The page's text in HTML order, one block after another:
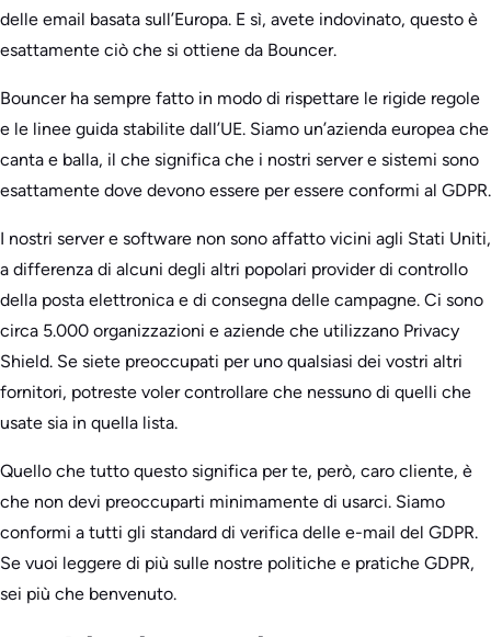
delle email basata sull’Europa. E sì, avete indovinato, questo è
esattamente ciò che si ottiene da Bouncer.
Bouncer ha sempre fatto in modo di rispettare le rigide regole
e le linee guida stabilite dall’UE. Siamo un’azienda europea che
canta e balla, il che significa che i nostri server e sistemi sono
esattamente dove devono essere per essere conformi al GDPR.
I nostri server e software non sono affatto vicini agli Stati Uniti,
a differenza di alcuni degli altri popolari provider di controllo
della posta elettronica e di consegna delle campagne. Ci sono
circa 5.000 organizzazioni e aziende che utilizzano Privacy
Shield. Se siete preoccupati per uno qualsiasi dei vostri altri
fornitori, potreste voler controllare che nessuno di quelli che
usate sia in quella lista.
Quello che tutto questo significa per te, però, caro cliente, è
che non devi preoccuparti minimamente di usarci. Siamo
conformi a tutti gli standard di verifica delle e-mail del GDPR.
Se vuoi leggere di più sulle nostre politiche e pratiche GDPR,
sei più che benvenuto.